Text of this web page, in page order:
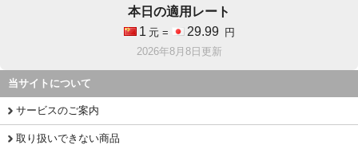
本日の適用レート
1 元 = 29.99
円
2026年8月8日更新
当サイトについて
サービスのご案内
取り扱いできない商品